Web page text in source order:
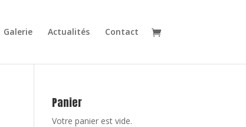
Galerie Actualités Contact
Panier
Votre panier est vide.